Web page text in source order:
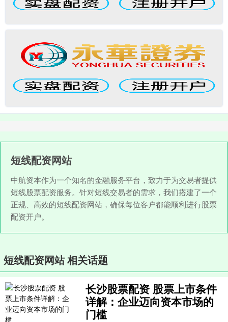
短线配资网站
中航资本作为一个知名的金融服务平台，致力于为交易者提供
短线股票配资服务。针对短线交易者的需求，我们搭建了一个
正规、高效的短线配资网站，确保每位客户都能顺利进行股票
配资开户。
短线配资网站 相关话题
长沙股票配资 股票上市条件
详解：企业迈向资本市场的
门槛